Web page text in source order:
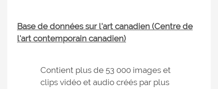
Base de données sur l'art canadien (Centre de
l'art contemporain canadien)
Contient plus de 53 000 images et
clips vidéo et audio créés par plus